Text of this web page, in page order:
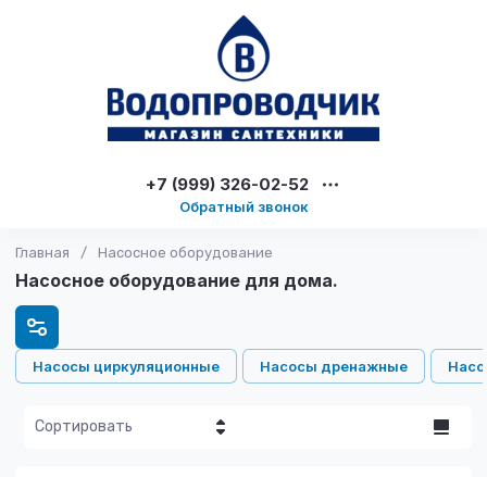
+7 (999) 326-02-52
Обратный звонок
Главная / Насосное оборудование
Насосное оборудование для дома.
Насосы циркуляционные Насосы дренажные
Сортировать